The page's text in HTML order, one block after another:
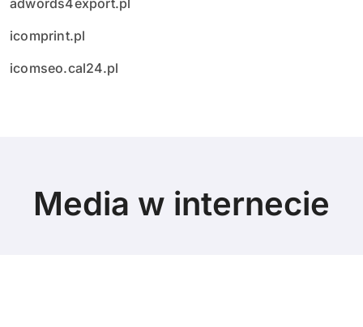
adwords4export.pl
icomprint.pl
icomseo.cal24.pl
Media w internecie